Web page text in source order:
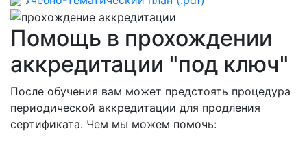
Помощь в прохождении
аккредитации "под ключ"
После обучения вам может предстоять процедура
периодической аккредитации для продления
сертификата. Чем мы можем помочь: